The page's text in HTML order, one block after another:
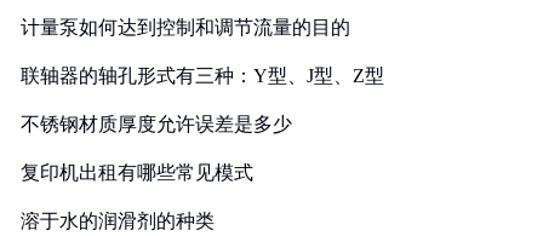
计量泵如何达到控制和调节流量的目的
联轴器的轴孔形式有三种：Y型、J型、Z型
不锈钢材质厚度允许误差是多少
复印机出租有哪些常见模式
溶于水的润滑剂的种类